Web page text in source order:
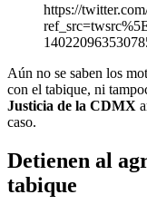
https://
Aún no se saben los
con el tabique, ni
Justicia de la CDMX
caso.
Detienen al
tabique